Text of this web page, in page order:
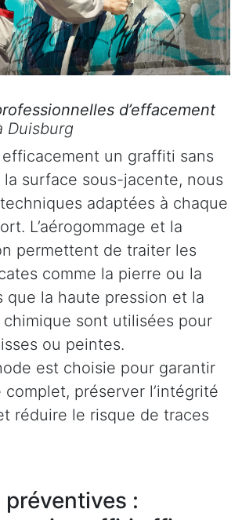
d’effacement
Duisburg
un graffiti sans
la surface sous-jacente, nous
adaptées à chaque
L’aérogommage et la
permettent de traiter les
comme la pierre ou la
que la haute pression et la
sont utilisées pour
ou peintes.
est choisie pour garantir
préserver l’intégrité
réduire le risque de traces
: